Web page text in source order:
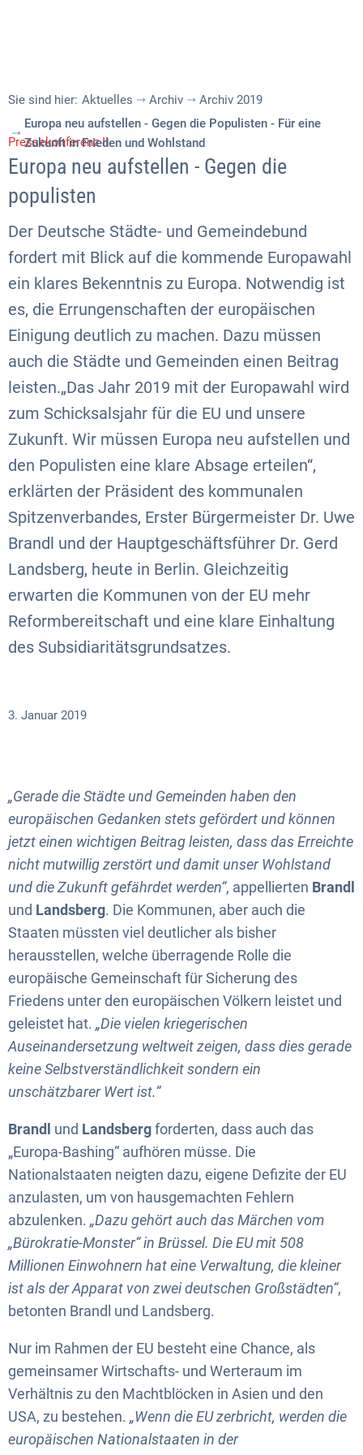
Sie sind hier: Aktuelles Archiv
Archiv 2019
Europa neu aufstellen - Gegen die Populisten - Für eine
Zukunft in Frieden und Wohlstand
Pressekonferenz II
Europa neu aufstellen - Gegen die
populisten
Der Deutsche Städte- und Gemeindebund
fordert mit Blick auf die kommende Europawahl
ein klares Bekenntnis zu Europa. Notwendig ist
es, die Errungenschaften der europäischen
Einigung deutlich zu machen. Dazu müssen
auch die Städte und Gemeinden einen Beitrag
leisten.„Das Jahr 2019 mit der Europawahl wird
zum Schicksalsjahr für die EU und unsere
Zukunft. Wir müssen Europa neu aufstellen und
den Populisten eine klare Absage erteilen“,
erklärten der Präsident des kommunalen
Spitzenverbandes, Erster Bürgermeister Dr. Uwe
Brandl und der Hauptgeschäftsführer Dr. Gerd
Landsberg, heute in Berlin. Gleichzeitig
erwarten die Kommunen von der EU mehr
Reformbereitschaft und eine klare Einhaltung
des Subsidiaritätsgrundsatzes.
3. Januar 2019
„Gerade die Städte und Gemeinden haben den
europäischen Gedanken stets gefördert und können
jetzt einen wichtigen Beitrag leisten, dass das Erreichte
nicht mutwillig zerstört und damit unser Wohlstand
und die Zukunft gefährdet werden“, appellierten Brandl
und Landsberg. Die Kommunen, aber auch die
Staaten müssten viel deutlicher als bisher
herausstellen, welche überragende Rolle die
europäische Gemeinschaft für Sicherung des
Friedens unter den europäischen Völkern leistet und
geleistet hat. „Die vielen kriegerischen
Auseinandersetzung weltweit zeigen, dass dies gerade
keine Selbstverständlichkeit sondern ein
unschätzbarer Wert ist.“
Brandl und Landsbergforderten, dass auch das
„Europa-Bashing“ aufhören müsse. Die
Nationalstaaten neigten dazu, eigene Defizite der EU
anzulasten, um von hausgemachten Fehlern
abzulenken. „Dazu gehört auch das Märchen vom
„Bürokratie-Monster“ in Brüssel. Die EU mit 508
Millionen Einwohnern hat eine Verwaltung, die kleiner
ist als der Apparat von zwei deutschen Großstädten“,
betonten Brandl und Landsberg.
Nur im Rahmen der EU besteht eine Chance, als
gemeinsamer Wirtschafts- und Werteraum im
Verhältnis zu den Machtblöcken in Asien und den
USA, zu bestehen. „Wenn die EU zerbricht, werden die
europäischen Nationalstaaten in der